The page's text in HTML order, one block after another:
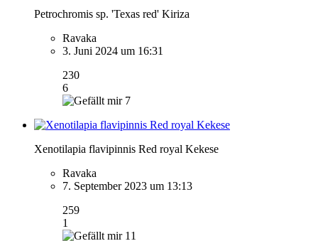
Petrochromis sp. 'Texas red' Kiriza
Ravaka
3. Juni 2024 um 16:31
230
6
7
Xenotilapia flavipinnis Red royal Kekese
Ravaka
7. September 2023 um 13:13
259
1
11